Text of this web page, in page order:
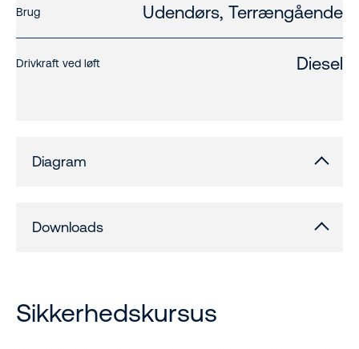
Brug Udendørs, Terrængående
Drivkraft ved løft Diesel
Diagram
Downloads
Sikkerhedskursus